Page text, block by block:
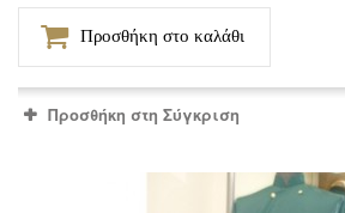
Προσθήκη στο καλάθι
Προσθήκη στη Σύγκριση